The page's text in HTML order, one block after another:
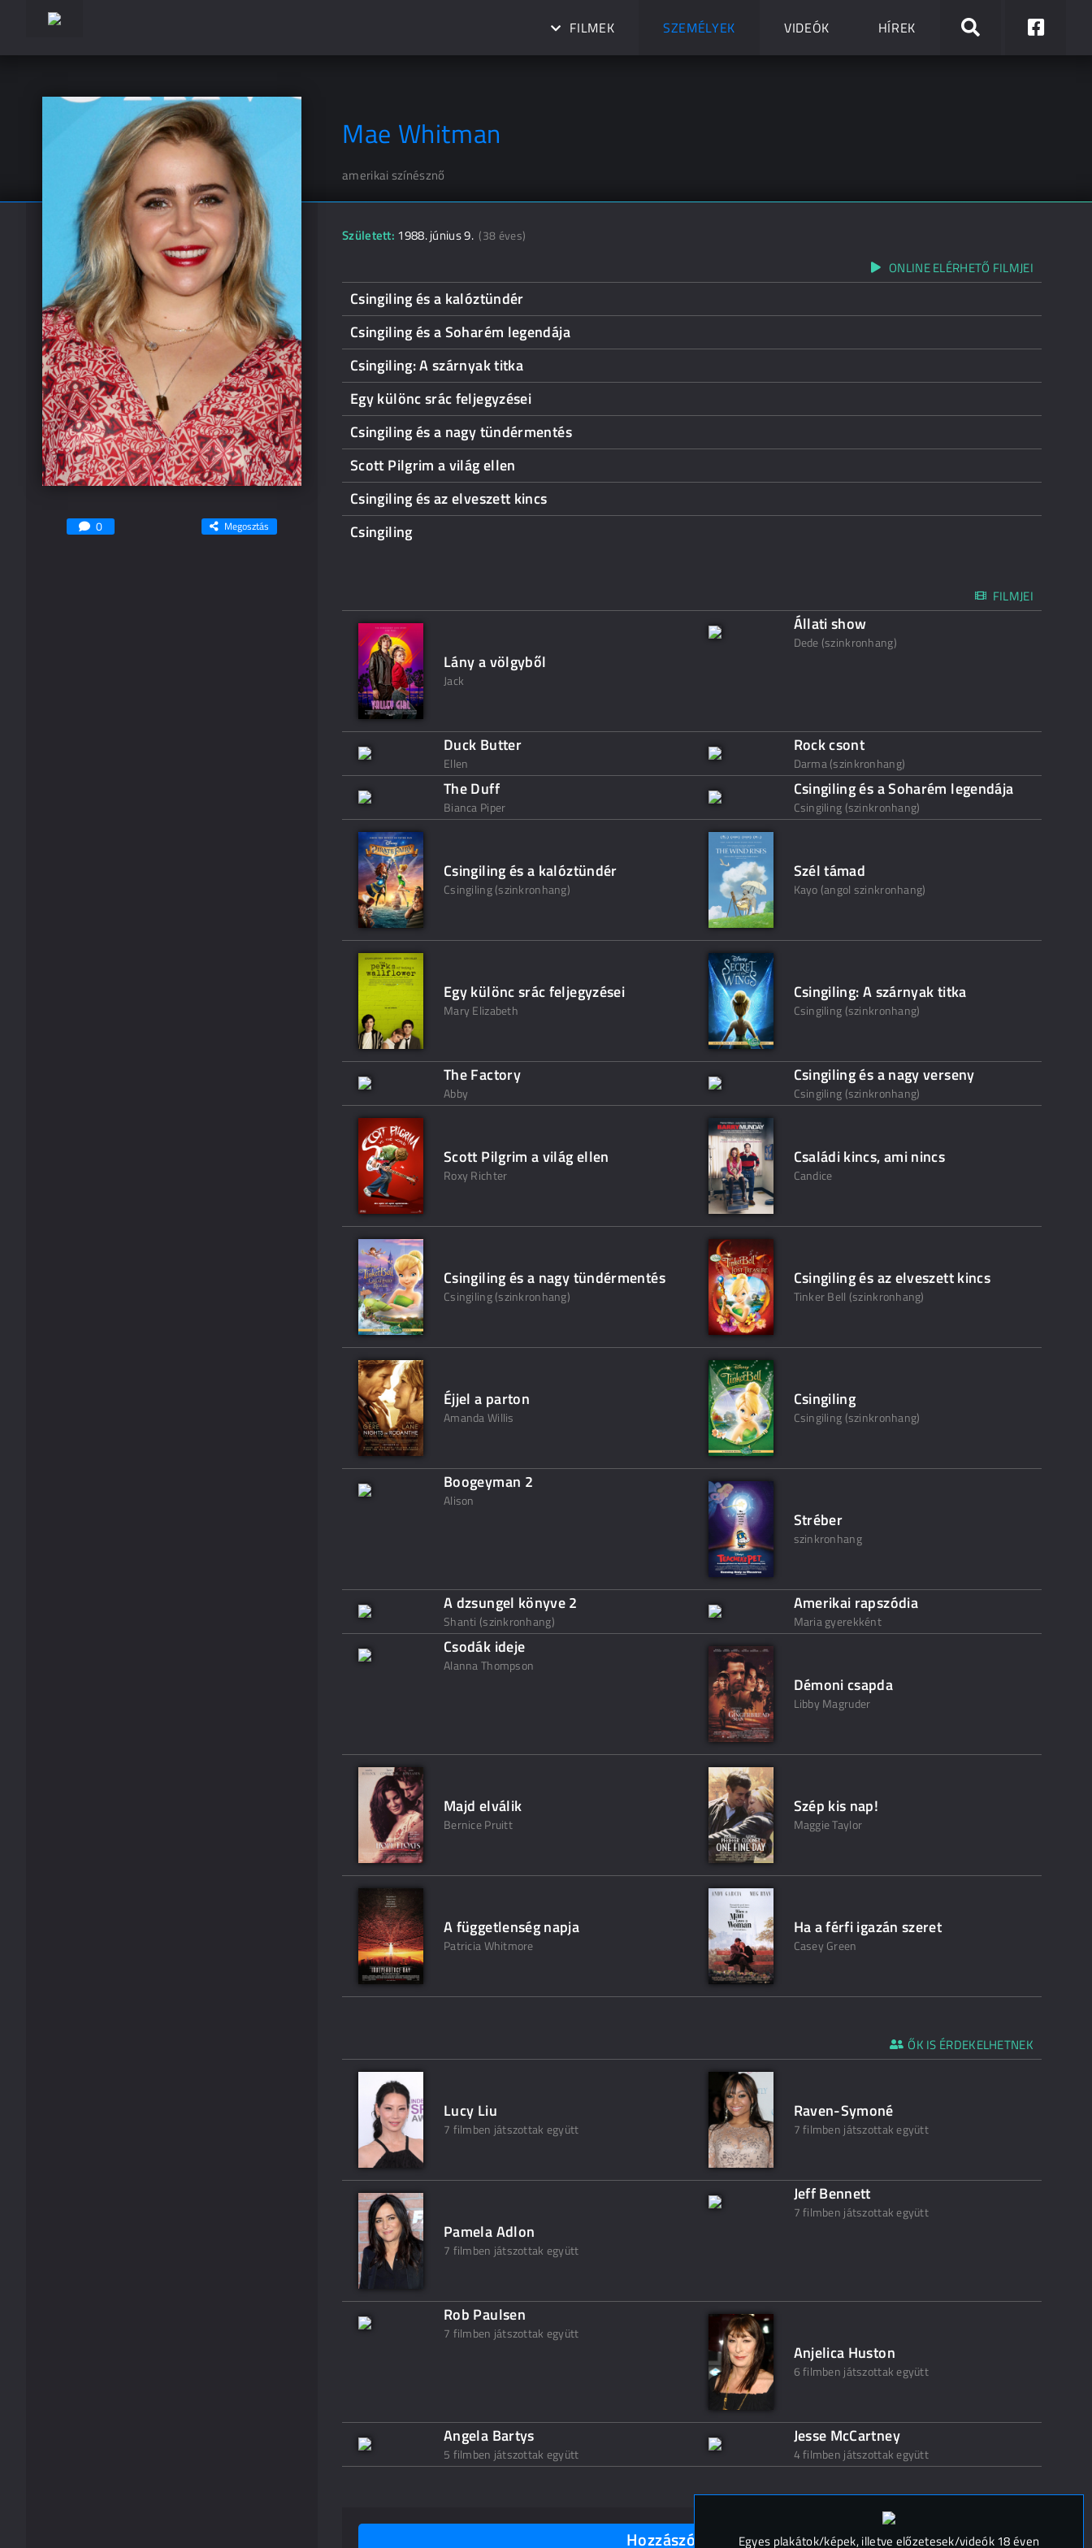
FILMEK SZEMÉLYEK VIDEÓK HÍREK
Mae Whitman
amerikai színésznő
0 Megosztás
Született: 1988. június 9. (38 éves)
ONLINE ELÉRHETŐ FILMJEI
Csingiling és a kalóztündér
Csingiling és a Soharém legendája
Csingiling: A szárnyak titka
Egy különc srác feljegyzései
Csingiling és a nagy tündérmentés
Scott Pilgrim a világ ellen
Csingiling és az elveszett kincs
Csingiling
FILMJEI
Lány a völgyből
Jack
Állati show
Dede (szinkronhang)
Duck Butter
Ellen
Rock csont
Darma (szinkronhang)
The Duff
Bianca Piper
Csingiling és a Soharém legendája
Csingiling (szinkronhang)
Csingiling és a kalóztündér
Csingiling (szinkronhang)
Szél támad
Kayo (angol szinkronhang)
Egy különc srác feljegyzései
Mary Elizabeth
Csingiling: A szárnyak titka
Csingiling (szinkronhang)
The Factory
Abby
Csingiling és a nagy verseny
Csingiling (szinkronhang)
Scott Pilgrim a világ ellen
Roxy Richter
Családi kincs, ami nincs
Candice
Csingiling és a nagy tündérmentés
Csingiling (szinkronhang)
Csingiling és az elveszett kincs
Tinker Bell (szinkronhang)
Éjjel a parton
Amanda Willis
Csingiling
Csingiling (szinkronhang)
Boogeyman 2
Alison
Stréber
szinkronhang
A dzsungel könyve 2
Shanti (szinkronhang)
Amerikai rapszódia
Maria gyerekként
Csodák ideje
Alanna Thompson
Démoni csapda
Libby Magruder
Majd elválik
Bernice Pruitt
Szép kis nap!
Maggie Taylor
A függetlenség napja
Patricia Whitmore
Ha a férfi igazán szeret
Casey Green
ŐK IS ÉRDEKELHETNEK
Lucy Liu
7 filmben játszottak együtt
Raven-Symoné
7 filmben játszottak együtt
Pamela Adlon
7 filmben játszottak együtt
Jeff Bennett
7 filmben játszottak együtt
Rob Paulsen
7 filmben játszottak együtt
Anjelica Huston
6 filmben játszottak együtt
Angela Bartys
5 filmben játszottak együtt
Jesse McCartney
4 filmben játszottak együtt
Hozzászólások (0)
Egyes plakátok/képek, illetve előzetesek/videók 18 éven